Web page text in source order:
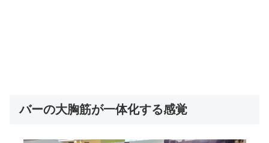
バーの大胸筋が一体化する感覚